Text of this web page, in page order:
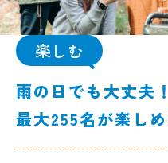
楽しむ
雨の日でも大丈夫！
最大255名が楽し